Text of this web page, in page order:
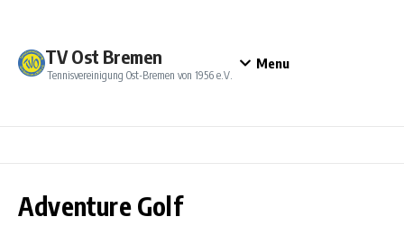
TV Ost Bremen
Tennisvereinigung Ost-Bremen von 1956 e.V.
Menu
Adventure Golf